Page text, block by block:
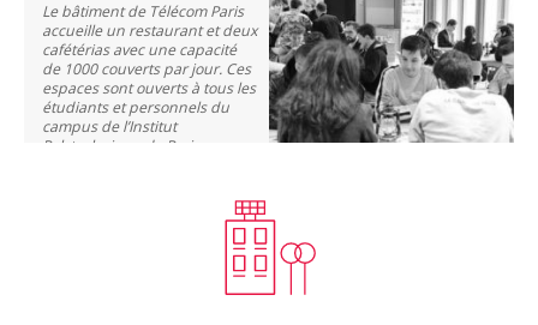
Le bâtiment de Télécom Paris
accueille un restaurant et deux
cafétérias avec une capacité
de 1000 couverts par jour. Ces
espaces sont ouverts à tous les
étudiants et personnels du
campus de l’Institut
Polytechnique de Paris.